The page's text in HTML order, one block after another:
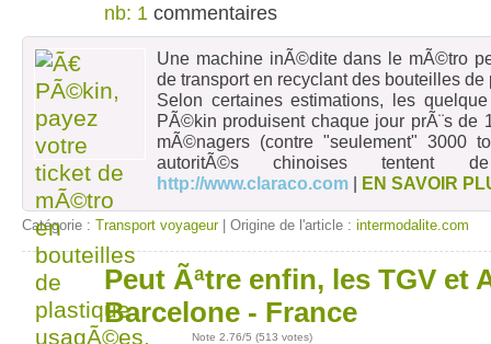
nb: 1
Une machine inÃ©dite dans le mÃ©tro
de transport en recyclant des bouteilles de
Selon certaines estimations, les
PÃ©kin produisent chaque jour prÃ¨s de
mÃ©nagers (contre "seulement"
autoritÃ©s chinoises tentent
http://www.claraco.com | EN SAVOIR
Catégorie : Transport voyageur| Origine de l'article : intermodalite.com
07
nov
Peut Ãªtre enfin, les TGV et
Barcelone - France
Note 2.76/5 (513 votes)